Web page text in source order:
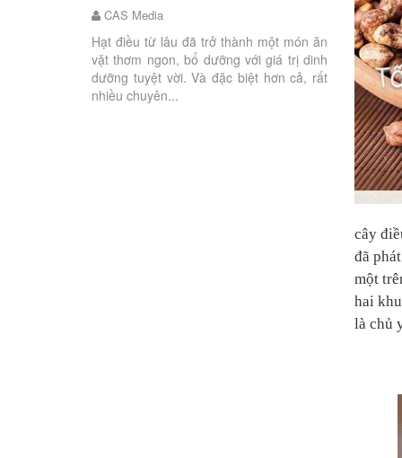
CAS Media
Hạt điều từ lâu đã trở thành một món ăn
vặt thơm ngon, bổ dưỡng với giá trị dinh
dưỡng tuyệt vời. Và đặc biệt hơn cả, rất
nhiều chuyên...
Tết
người nghỉ
việc. Đây
thả lỏng và
cây
đã
một
hai
là chủ